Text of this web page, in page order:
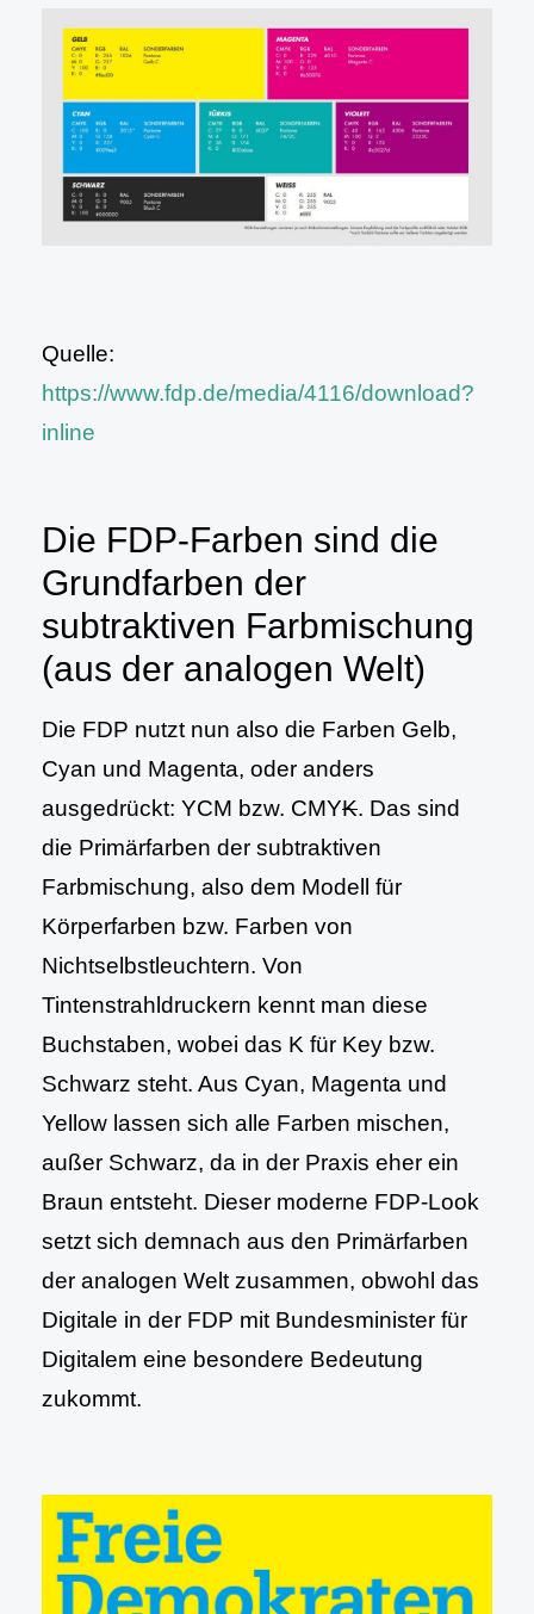
Quelle:
https://www.fdp.de/media/4116/download?
inline
Die FDP-Farben sind die
Grundfarben der
subtraktiven Farbmischung
(aus der analogen Welt)
Die FDP nutzt nun also die Farben Gelb,
Cyan und Magenta, oder anders
ausgedrückt: YCM bzw. CMYK. Das sind
die Primärfarben der subtraktiven
Farbmischung, also dem Modell für
Körperfarben bzw. Farben von
Nichtselbstleuchtern. Von
Tintenstrahldruckern kennt man diese
Buchstaben, wobei das K für Key bzw.
Schwarz steht. Aus Cyan, Magenta und
Yellow lassen sich alle Farben mischen,
außer Schwarz, da in der Praxis eher ein
Braun entsteht. Dieser moderne FDP-Look
setzt sich demnach aus den Primärfarben
der analogen Welt zusammen, obwohl das
Digitale in der FDP mit Bundesminister für
Digitalem eine besondere Bedeutung
zukommt.